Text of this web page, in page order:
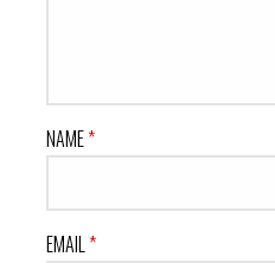
NAME*
EMAIL *